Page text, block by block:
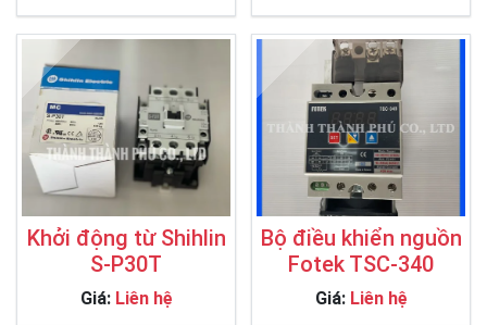
Khởi động từ Shihlin
S-P30T
Giá: Liên hệ
Bộ điều khiển nguồn
Fotek TSC-340
Giá: Liên hệ